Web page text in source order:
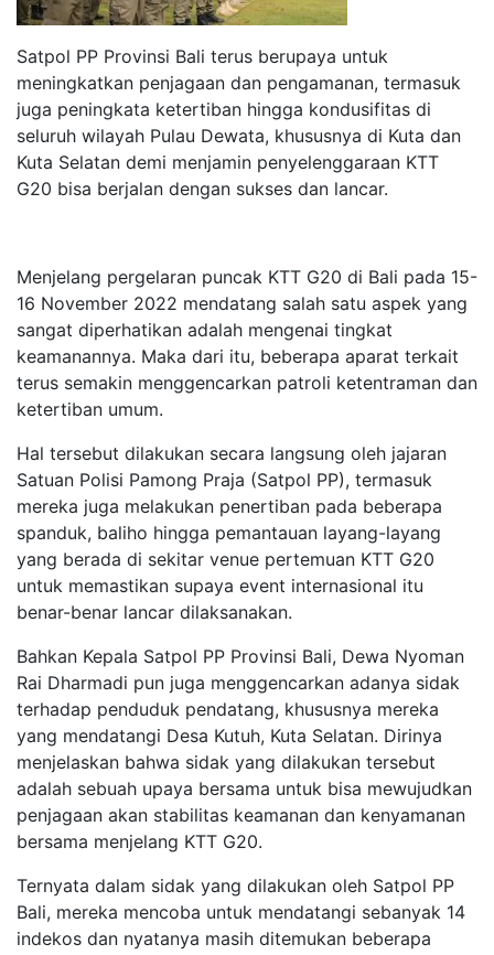
Satpol PP Provinsi Bali terus berupaya untuk
meningkatkan penjagaan dan pengamanan, termasuk
juga peningkata ketertiban hingga kondusifitas di
seluruh wilayah Pulau Dewata, khususnya di Kuta dan
Kuta Selatan demi menjamin penyelenggaraan KTT
G20 bisa berjalan dengan sukses dan lancar.
Menjelang pergelaran puncak KTT G20 di Bali pada 15-
16 November 2022 mendatang salah satu aspek yang
sangat diperhatikan adalah mengenai tingkat
keamanannya. Maka dari itu, beberapa aparat terkait
terus semakin menggencarkan patroli ketentraman dan
ketertiban umum.
Hal tersebut dilakukan secara langsung oleh jajaran
Satuan Polisi Pamong Praja (Satpol PP), termasuk
mereka juga melakukan penertiban pada beberapa
spanduk, baliho hingga pemantauan layang-layang
yang berada di sekitar venue pertemuan KTT G20
untuk memastikan supaya event internasional itu
benar-benar lancar dilaksanakan.
Bahkan Kepala Satpol PP Provinsi Bali, Dewa Nyoman
Rai Dharmadi pun juga menggencarkan adanya sidak
terhadap penduduk pendatang, khususnya mereka
yang mendatangi Desa Kutuh, Kuta Selatan. Dirinya
menjelaskan bahwa sidak yang dilakukan tersebut
adalah sebuah upaya bersama untuk bisa mewujudkan
penjagaan akan stabilitas keamanan dan kenyamanan
bersama menjelang KTT G20.
Ternyata dalam sidak yang dilakukan oleh Satpol PP
Bali, mereka mencoba untuk mendatangi sebanyak 14
indekos dan nyatanya masih ditemukan beberapa